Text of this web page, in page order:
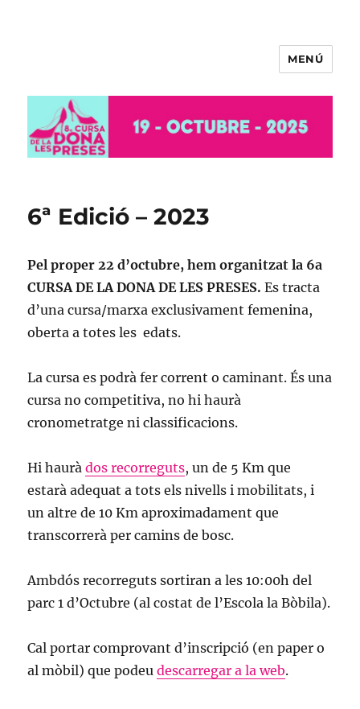
8ª Cursa de la Dona de les Preses
– 2025
MENÚ
6ª Edició – 2023
Pel proper 22 d’octubre, hem organitzat la 6a
CURSA DE LA DONA DE LES PRESES. Es tracta
d’una cursa/marxa exclusivament femenina,
oberta a totes les edats.
La cursa es podrà fer corrent o caminant. És una
cursa no competitiva, no hi haurà
cronometratge ni classificacions.
Hi hauràdos recorreguts, un de 5 Km que
estarà adequat a tots els nivells i mobilitats, i
un altre de 10 Km aproximadament que
transcorrerà per camins de bosc.
Ambdós recorreguts sortiran a les 10:00h del
parc 1 d’Octubre (al costat de l’Escola la Bòbila).
Cal portar comprovant d’inscripció (en paper o
al mòbil) que podeudescarregar a la web.